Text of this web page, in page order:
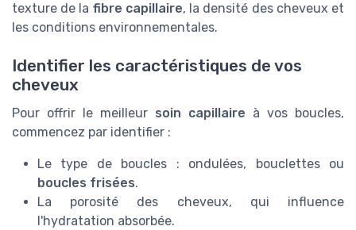
texture de la fibre capillaire, la densité des cheveux et
les conditions environnementales.
Identifier les caractéristiques de vos
cheveux
Pour offrir le meilleur soin capillaire à vos boucles,
commencez par identifier :
Le type de boucles : ondulées, bouclettes ou
boucles frisées.
La porosité des cheveux, qui influence
l'hydratation absorbée.